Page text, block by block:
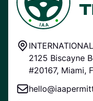
2125 Biscayne
#20167, Miami,